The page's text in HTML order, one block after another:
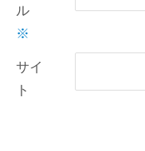
ル
※
サイ
ト